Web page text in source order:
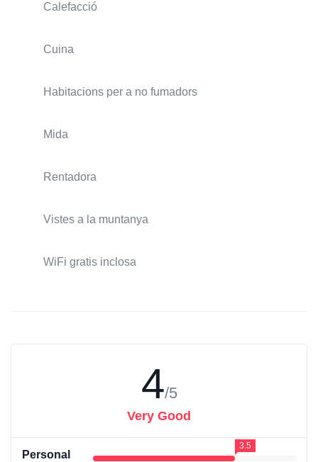
Calefacció
Cuina
Habitacions per a no fumadors
Mida
Rentadora
Vistes a la muntanya
WiFi gratis inclosa
4/5
Very Good
Personal
3.5